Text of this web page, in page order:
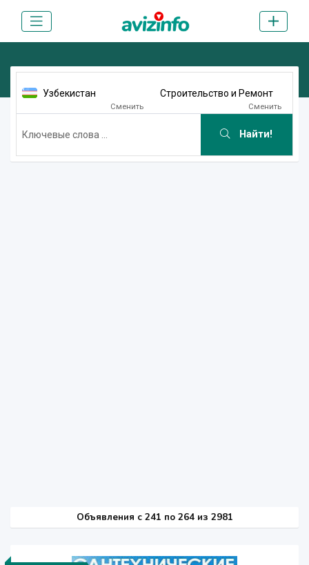
Узбекистан
Сменить
Строительство и Ремонт
Сменить
Найти!
Объявления c 241 по 264 из 2981